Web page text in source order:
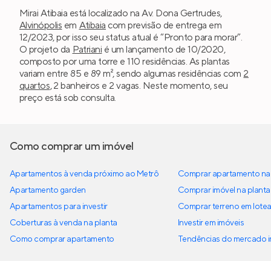
Mirai Atibaia está localizado na Av. Dona Gertrudes,
Alvinópolis em Atibaia com previsão de entrega em
12/2023, por isso seu status atual é “Pronto para morar”.
O projeto da Patriani é um lançamento de 10/2020,
composto por uma torre e 110 residências. As plantas
variam entre 85 e 89 m², sendo algumas residências com 2
quartos, 2 banheiros e 2 vagas. Neste momento, seu
preço está sob consulta.
Como comprar um imóvel
Apartamentos à venda próximo ao Metrô
Apartamento garden
Apartamentos para investir
Coberturas à venda na planta
Como comprar apartamento
Comprar apartamento
Comprar imóvel na planta
Comprar terreno em
Investir em imóveis
Tendências do mercado